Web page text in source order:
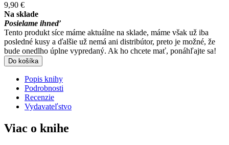
9,90 €
Na sklade
Posielame ihneď
Tento produkt síce máme aktuálne na sklade, máme však už iba
posledné kusy a ďalšie už nemá ani distribútor, preto je možné, že
bude onedlho úplne vypredaný. Ak ho chcete mať, ponáhľajte sa!
Do košíka
Popis knihy
Podrobnosti
Recenzie
Vydavateľstvo
Viac o knihe